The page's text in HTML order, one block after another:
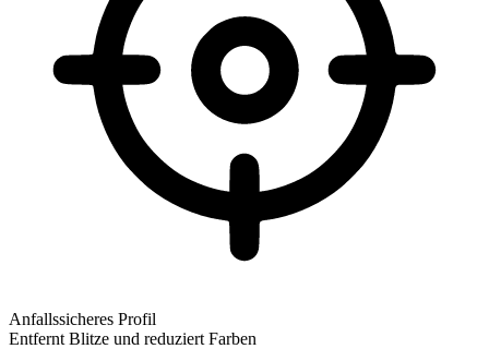
Anfallssicheres Profil
Entfernt Blitze und reduziert Farben